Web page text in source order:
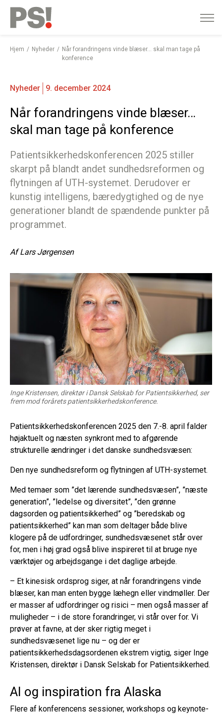
Gå
til
English
Hjem Nyheder
Når forandringens vinde blæser… skal man tage på
konference
Nyheder 9. december 2024
Når forandringens vinde blæser…
skal man tage på konference
Patientsikkerhedskonferencen 2025 stiller
skarpt på blandt andet sundhedsreformen og
flytningen af UTH-systemet. Derudover er
kunstig intelligens, bæredygtighed og de nye
generationer blandt de spændende punkter på
programmet.
Af Lars Jørgensen
Inge Kristensen, direktør i Dansk Selskab for Patientsikkerhed, ser
frem mod forårets patientsikkerhedskonference.
Patientsikkerhedskonferencen 2025 den 7.-8. april falder
højaktuelt og næsten synkront med to afgørende
strukturelle ændringer i det danske sundhedsvæsen:
Den nye sundhedsreform og flytningen af UTH-systemet.
Med temaer som ”det lærende sundhedsvæsen”, ”næste
generation”, ”ledelse og diversitet”, ”den grønne
dagsorden og patientsikkerhed” og ”beredskab og
patientsikkerhed” kan man som deltager både blive
klogere på de udfordringer, sundhedsvæsenet står over
for, men i høj grad også blive inspireret til at bruge nye
værktøjer og arbejdsgange i det daglige arbejde.
– Et kinesisk ordsprog siger, at når forandringens vinde
blæser, kan man enten bygge læhegn eller vindmøller. Der
er masser af udfordringer og risici – men også masser af
muligheder – i de store forandringer, vi står over for. Vi
prøver at favne, at der sker rigtig meget i
sundhedsvæsenet lige nu – og der er
patientsikkerhedsdagsordenen ekstrem vigtig, siger Inge
Kristensen, direktør i Dansk Selskab for Patientsikkerhed.
AI og inspiration fra Alaska
Flere af konferencens sessioner, workshops og keynote-